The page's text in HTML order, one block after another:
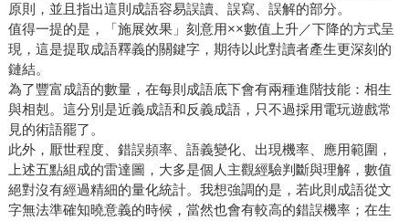
原則，並且指出這則成語容易誤讀、誤寫、誤解的部分。
值得一提的是，「施展效果」刻意用××數值上升／下降的方式呈
現，這是提取成語釋義的關鍵字，期待以此對讀者產生更深刻的
鏈結。
為了豐富成語的數量，在每則成語底下會有兩種進階技能：相生
與相剋。這分別是近義成語和反義成語，只不過採用電玩遊戲常
見的術語罷了。
此外，厭世程度、錯誤頻率、語義變化、出現機率、應用範圍，
上述五點組成的雷達圖，大多是個人主觀經驗判斷與理解，數值
絕對沒有經過精細的量化統計。我想強調的是，若此則成語從文
字無法準確知曉意義的時候，當然也會有較高的錯誤機率；在生